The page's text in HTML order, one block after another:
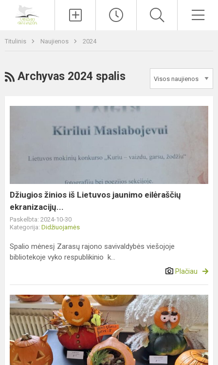
Titulinis Naujienos 2024
RSS
Archyvas 2024 spalis
jaunimo
Džiugios žinios iš Lietuvos jaunimo eilėraščių
ekranizacijų...
Paskelbta: 2024-10-30
Kategorija: Didžiuojamės
Spalio mėnesį Zarasų rajono savivaldybės viešojoje
bibliotekoje vyko respublikinio k...
Plačiau
Rudens
fantazijos:
paroda
„Moliūgas
–
daržo